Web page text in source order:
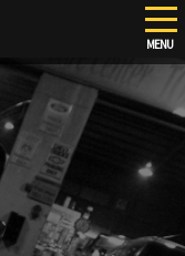
MENU